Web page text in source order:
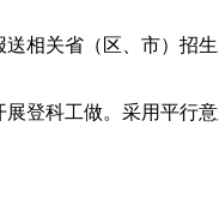
关省（区、市）招生
科工做。采用平行